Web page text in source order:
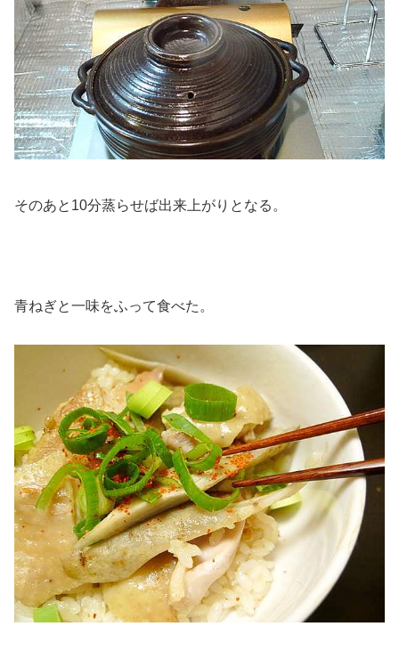
そのあと10分蒸らせば出来上がりとなる。
青ねぎと一味をふって食べた。